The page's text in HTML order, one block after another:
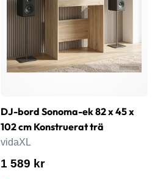
DJ-bord Sonoma-ek 82 x 45 x
102 cm Konstruerat trä
vidaXL
1 589 kr